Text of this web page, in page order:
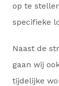
op te
specifieke
Naast de
gaan wij
tijdelijke